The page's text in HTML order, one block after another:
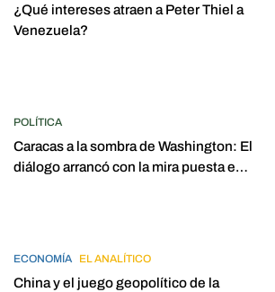
¿Qué intereses atraen a Peter Thiel a
Venezuela?
POLÍTICA
Caracas a la sombra de Washington: El
diálogo arrancó con la mira puesta en
ECONOMÍA EL ANALÍTICO
China y el juego geopolítico de la